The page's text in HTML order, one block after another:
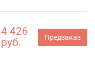
4 426
руб.
Предзаказ